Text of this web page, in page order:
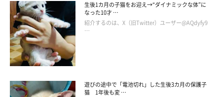
生後1カ月の子猫をお迎え→“ダイナミックな体”に
なった10才 …
紹介するのは、X（旧Twitter）ユーザー@AQdyfy9
…
遊びの途中で「電池切れ」した生後3カ月の保護子
猫 1年後も変 …